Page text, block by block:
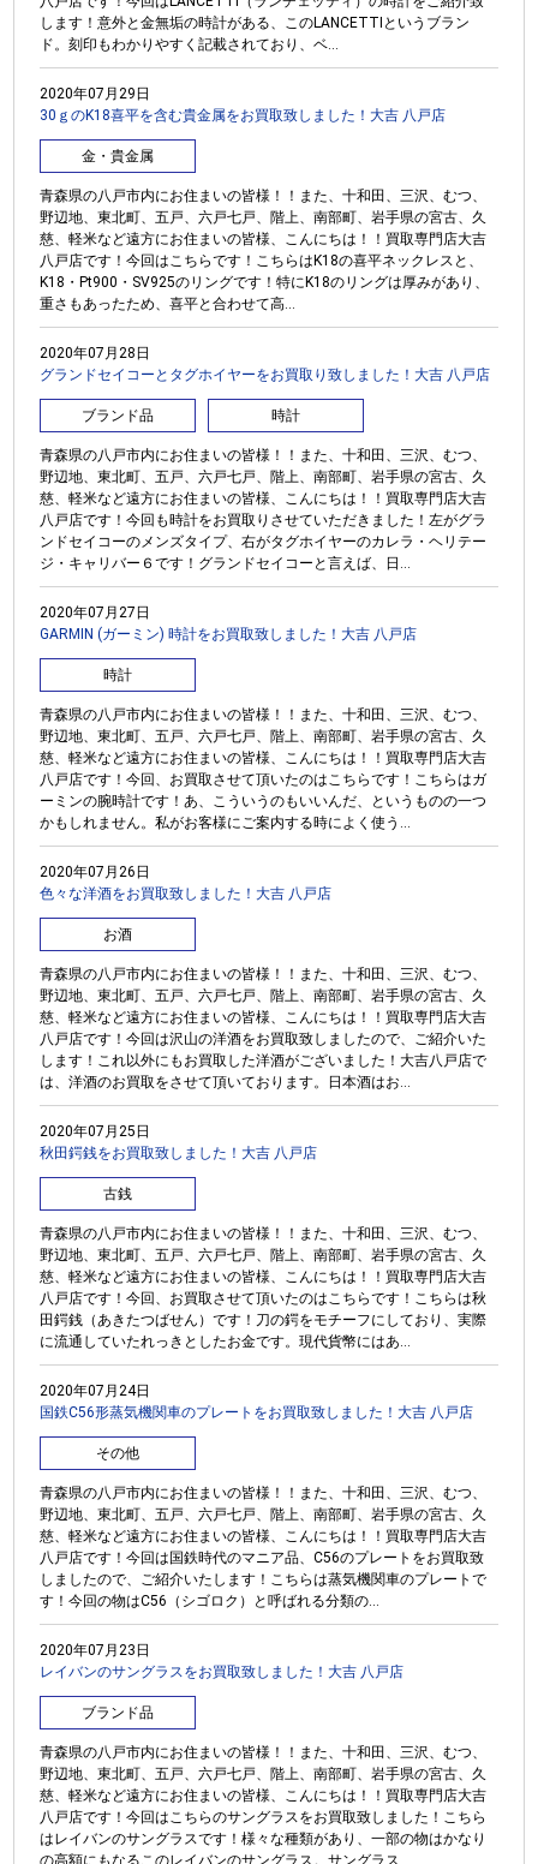
します！意外と金無垢の時計がある、このLANCETTIというブラン
ド。刻印もわかりやすく記載されており、ベ...
2020年07月29日
30ｇのK18喜平を含む貴金属をお買取致しました！大吉 八戸店
金・貴金属
青森県の八戸市内にお住まいの皆様！！また、十和田、三沢、むつ、
野辺地、東北町、五戸、六戸七戸、階上、南部町、岩手県の宮古、久
慈、軽米など遠方にお住まいの皆様、こんにちは！！買取専門店大吉
八戸店です！今回はこちらです！こちらはK18の喜平ネックレスと、
K18・Pt900・SV925のリングです！特にK18のリングは厚みがあり、
重さもあったため、喜平と合わせて高...
2020年07月28日
グランドセイコーとタグホイヤーをお買取り致しました！大吉 八戸店
ブランド品 時計
青森県の八戸市内にお住まいの皆様！！また、十和田、三沢、むつ、
野辺地、東北町、五戸、六戸七戸、階上、南部町、岩手県の宮古、久
慈、軽米など遠方にお住まいの皆様、こんにちは！！買取専門店大吉
八戸店です！今回も時計をお買取りさせていただきました！左がグラ
ンドセイコーのメンズタイプ、右がタグホイヤーのカレラ・ヘリテー
ジ・キャリバー６です！グランドセイコーと言えば、日...
2020年07月27日
GARMIN (ガーミン) 時計をお買取致しました！大吉 八戸店
時計
青森県の八戸市内にお住まいの皆様！！また、十和田、三沢、むつ、
野辺地、東北町、五戸、六戸七戸、階上、南部町、岩手県の宮古、久
慈、軽米など遠方にお住まいの皆様、こんにちは！！買取専門店大吉
八戸店です！今回、お買取させて頂いたのはこちらです！こちらはガ
ーミンの腕時計です！あ、こういうのもいいんだ、というものの一つ
かもしれません。私がお客様にご案内する時によく使う...
2020年07月26日
色々な洋酒をお買取致しました！大吉 八戸店
お酒
青森県の八戸市内にお住まいの皆様！！また、十和田、三沢、むつ、
野辺地、東北町、五戸、六戸七戸、階上、南部町、岩手県の宮古、久
慈、軽米など遠方にお住まいの皆様、こんにちは！！買取専門店大吉
八戸店です！今回は沢山の洋酒をお買取致しましたので、ご紹介いた
します！これ以外にもお買取した洋酒がございました！大吉八戸店で
は、洋酒のお買取をさせて頂いております。日本酒はお...
2020年07月25日
秋田鍔銭をお買取致しました！大吉 八戸店
古銭
青森県の八戸市内にお住まいの皆様！！また、十和田、三沢、むつ、
野辺地、東北町、五戸、六戸七戸、階上、南部町、岩手県の宮古、久
慈、軽米など遠方にお住まいの皆様、こんにちは！！買取専門店大吉
八戸店です！今回、お買取させて頂いたのはこちらです！こちらは秋
田鍔銭（あきたつばせん）です！刀の鍔をモチーフにしており、実際
に流通していたれっきとしたお金です。現代貨幣にはあ...
2020年07月24日
国鉄C56形蒸気機関車のプレートをお買取致しました！大吉 八戸店
その他
青森県の八戸市内にお住まいの皆様！！また、十和田、三沢、むつ、
野辺地、東北町、五戸、六戸七戸、階上、南部町、岩手県の宮古、久
慈、軽米など遠方にお住まいの皆様、こんにちは！！買取専門店大吉
八戸店です！今回は国鉄時代のマニア品、C56のプレートをお買取致
しましたので、ご紹介いたします！こちらは蒸気機関車のプレートで
す！今回の物はC56（シゴロク）と呼ばれる分類の...
2020年07月23日
レイバンのサングラスをお買取致しました！大吉 八戸店
ブランド品
青森県の八戸市内にお住まいの皆様！！また、十和田、三沢、むつ、
野辺地、東北町、五戸、六戸七戸、階上、南部町、岩手県の宮古、久
慈、軽米など遠方にお住まいの皆様、こんにちは！！買取専門店大吉
八戸店です！今回はこちらのサングラスをお買取致しました！こちら
はレイバンのサングラスです！様々な種類があり、一部の物はかなり
の高額にもなるこのレイバンのサングラス。サングラス...